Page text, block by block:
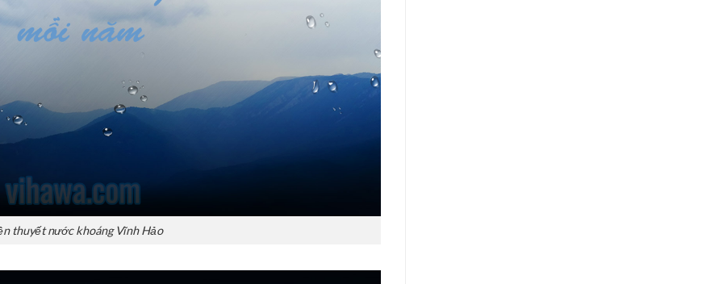
thuyết nước khoáng Vĩnh Hảo